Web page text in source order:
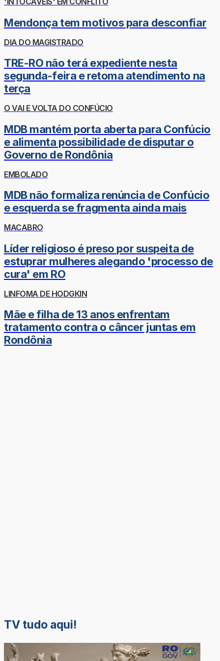
Mendonça tem motivos para desconfiar
DIA DO MAGISTRADO
TRE-RO não terá expediente nesta
segunda-feira e retoma atendimento na
terça
O VAI E VOLTA DO CONFÚCIO
MDB mantém porta aberta para Confúcio
e alimenta possibilidade de disputar o
Governo de Rondônia
EMBOLADO
MDB não formaliza renúncia de Confúcio
e esquerda se fragmenta ainda mais
MACABRO
Líder religioso é preso por suspeita de
estuprar mulheres alegando 'processo de
cura' em RO
LINFOMA DE HODGKIN
Mãe e filha de 13 anos enfrentam
tratamento contra o câncer juntas em
Rondônia
TV tudo aqui!